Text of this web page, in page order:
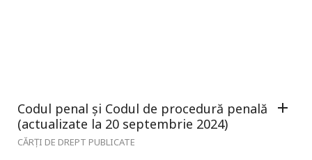
Codul penal și Codul de procedură penală
(actualizate la 20 septembrie 2024)
CĂRȚI DE DREPT PUBLICATE